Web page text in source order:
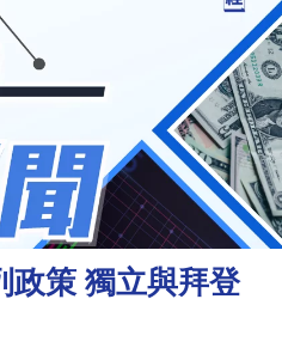
政策 獨立與拜登